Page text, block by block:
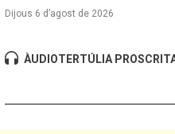
Dijous 6 d’agost de 2026
ÀUDIOTERTÚLIA